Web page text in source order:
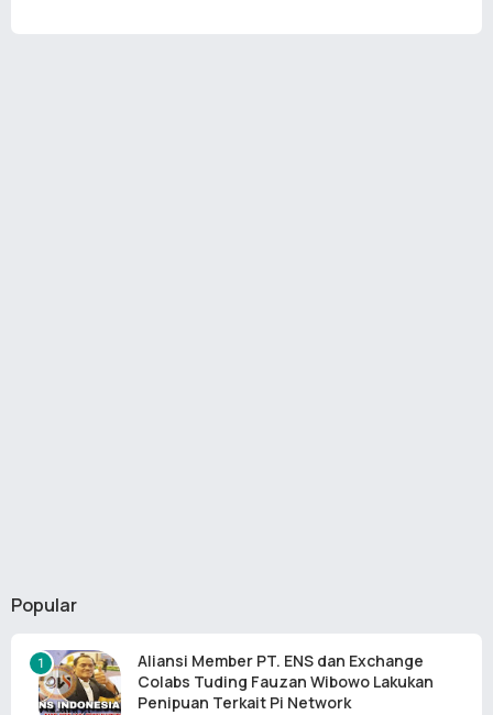
Popular
Aliansi Member PT. ENS dan Exchange
Colabs Tuding Fauzan Wibowo Lakukan
Penipuan Terkait Pi Network